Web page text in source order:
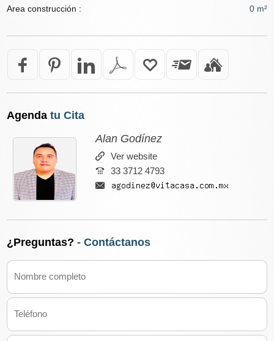
Area construcción :
0 m²
Agenda tu Cita
Alan Godínez
Ver website
33 3712 4793
¿Preguntas? - Contáctanos